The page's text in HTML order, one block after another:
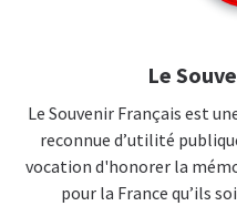
Le
Le Souvenir Français est
reconnue d’utilité
vocation d'honorer la
pour la France qu’ils